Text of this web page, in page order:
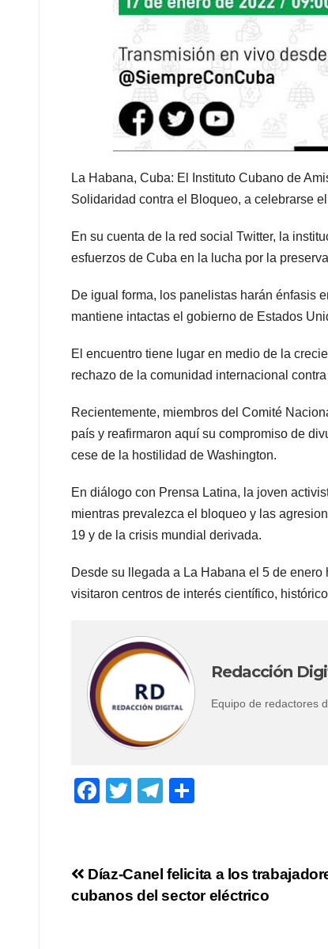
La Habana, Cuba: El Instituto Cubano de
Solidaridad contra el Bloqueo, a celebrarse
En su cuenta de la red social Twitter, la
esfuerzos de Cuba en la lucha por la
De igual forma, los panelistas harán énfasis
mantiene intactas el gobierno de Estados
El encuentro tiene lugar en medio de la
rechazo de la comunidad internacional
Recientemente, miembros del Comité
país y reafirmaron aquí su compromiso de
cese de la hostilidad de Washington.
En diálogo con Prensa Latina, la joven
mientras prevalezca el bloqueo y las
19 y de la crisis mundial derivada.
Desde su llegada a La Habana el 5 de
visitaron centros de interés científico,
Redacción
Equipo de redactores
F
e
b
T
er
T
gr
a
p
ar
Navegación
Díaz-Canel felicita a los
cubanos del sector eléctrico